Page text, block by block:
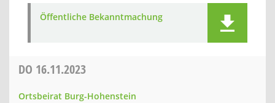
Öffentliche Bekanntmachung
DO 16.11.2023
Ortsbeirat Burg-Hohenstein